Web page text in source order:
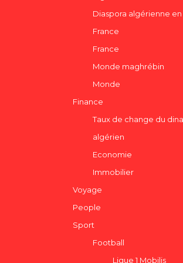
Diaspora algérienne en
France
France
Monde maghrébin
Monde
Finance
Taux de change du
algérien
Economie
Immobilier
Voyage
People
Sport
Football
Ligue 1 Mobilis